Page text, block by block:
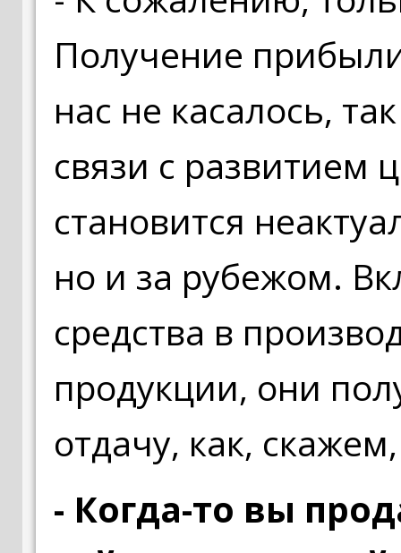
Получение
нас не касалось,
связи с развитием
становится
но и за рубежом.
средства в
продукции, они
отдачу, как,
- Когда-то вы